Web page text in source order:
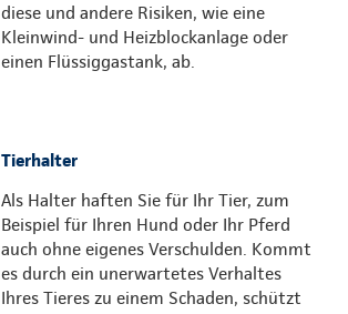
diese und andere Risiken, wie eine
Kleinwind- und Heizblockanlage oder
einen Flüssiggastank, ab.
Tierhalter
Als Halter haften Sie für Ihr Tier, zum
Beispiel für Ihren Hund oder Ihr Pferd
auch ohne eigenes Verschulden. Kommt
es durch ein unerwartetes Verhaltes
Ihres Tieres zu einem Schaden, schützt